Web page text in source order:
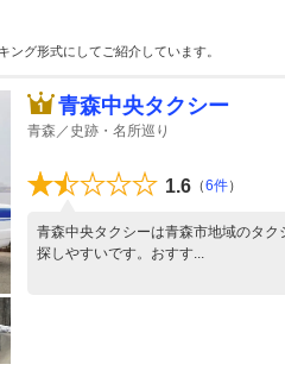
ング形式にしてご紹介しています。
青森中央タクシー
青森／史跡・名所巡り
1.6 （6件）
青森中央タクシーは青森市地域のタ
探しやすいです。おすす...